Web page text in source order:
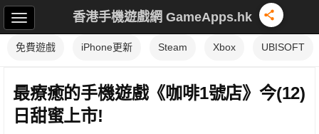
香港手機遊戲網 GameApps.hk
免費遊戲 iPhone更新 Steam Xbox UBISOFT
最療癒的手機遊戲《咖啡1號店》今(12)
日甜蜜上市!